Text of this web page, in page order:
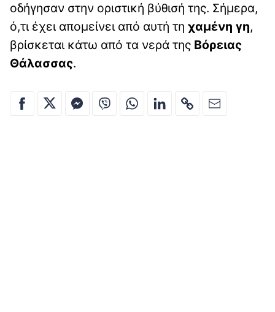
οδήγησαν στην οριστική βύθισή της. Σήμερα,
ό,τι έχει απομείνει από αυτή τη χαμένη γη,
βρίσκεται κάτω από τα νερά της Βόρειας
Θάλασσας.